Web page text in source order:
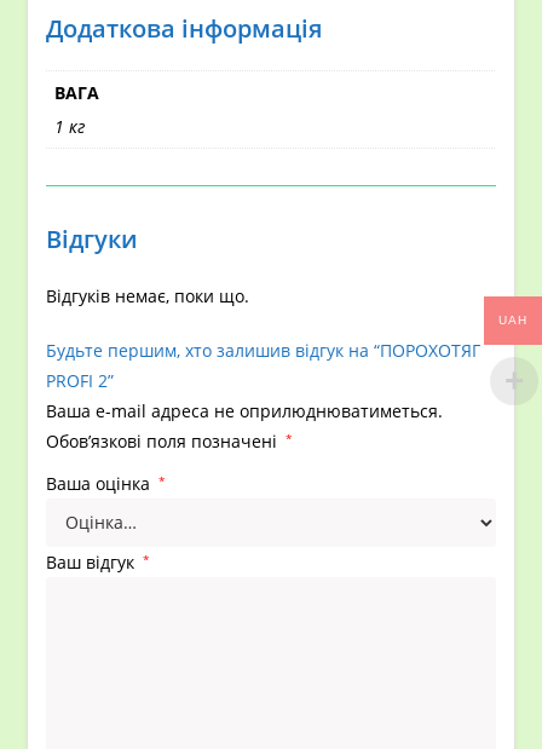
Додаткова інформація
ВАГА
1 кг
Відгуки
Відгуків немає, поки що.
Будьте першим, хто залишив відгук на “ПОРОХОТЯГ
PROFI 2”
Ваша e-mail адреса не оприлюднюватиметься.
Обов’язкові поля позначені
*
Ваша оцінка *
Ваш відгук *
UAH